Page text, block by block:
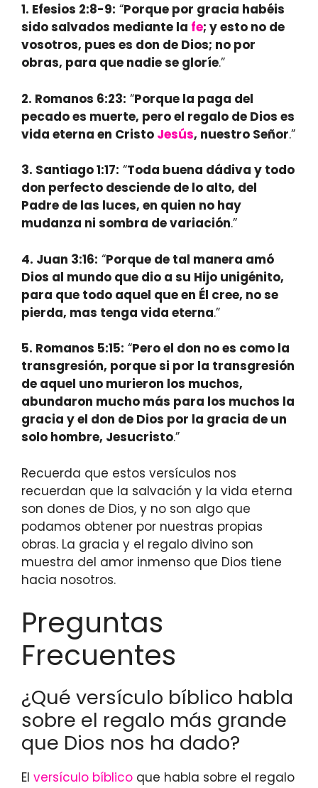
1. Efesios 2:8-9: “Porque por gracia habéis
sido salvados mediante la fe; y esto no de
vosotros, pues es don de Dios; no por
obras, para que nadie se gloríe.”
2. Romanos 6:23: “Porque la paga del
pecado es muerte, pero el regalo de Dios es
vida eterna en Cristo Jesús, nuestro Señor.”
3. Santiago 1:17: “Toda buena dádiva y todo
don perfecto desciende de lo alto, del
Padre de las luces, en quien no hay
mudanza ni sombra de variación.”
4. Juan 3:16: “Porque de tal manera amó
Dios al mundo que dio a su Hijo unigénito,
para que todo aquel que en Él cree, no se
pierda, mas tenga vida eterna.”
5. Romanos 5:15: “Pero el don no es como la
transgresión, porque si por la transgresión
de aquel uno murieron los muchos,
abundaron mucho más para los muchos la
gracia y el don de Dios por la gracia de un
solo hombre, Jesucristo.”
Recuerda que estos versículos nos
recuerdan que la salvación y la vida eterna
son dones de Dios, y no son algo que
podamos obtener por nuestras propias
obras. La gracia y el regalo divino son
muestra del amor inmenso que Dios tiene
hacia nosotros.
Preguntas
Frecuentes
¿Qué versículo bíblico habla
sobre el regalo más grande
que Dios nos ha dado?
El versículo bíblico que habla sobre el regalo